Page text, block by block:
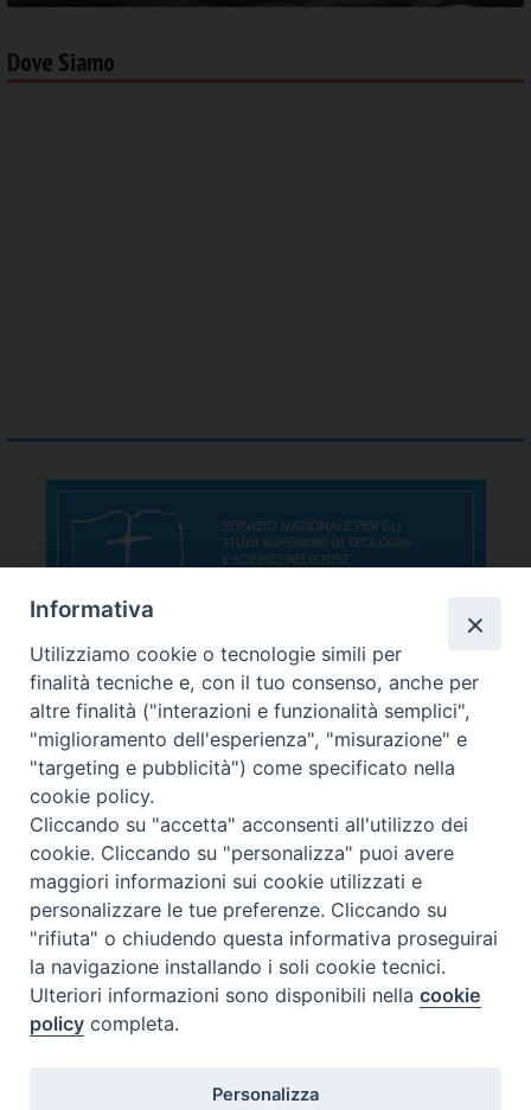
Dove Siamo
sede Corso Canalchiaro 149 - 41121 Modena
Tel. 059 211733 - E-mail: issremilia@gmail.com - PEC:
Informativa
Utilizziamo cookie o tecnologie simili per
finalità tecniche e, con il tuo consenso, anche per
altre finalità ("interazioni e funzionalità semplici",
"miglioramento dell'esperienza", "misurazione" e
"targeting e pubblicità") come specificato nella
cookie policy.
Cliccando su "accetta" acconsenti all'utilizzo dei
cookie. Cliccando su "personalizza" puoi avere
maggiori informazioni sui cookie utilizzati e
personalizzare le tue preferenze. Cliccando su
"rifiuta" o chiudendo questa informativa proseguirai
la navigazione installando i soli cookie tecnici.
Ulteriori informazioni sono disponibili nellacookie
policy completa.
Personalizza